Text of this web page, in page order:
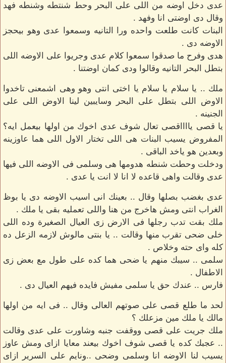
عدى دخل اوضه من اللى على البحر وحط شنتطه وشنطه فهد
وقال دى اوضتى انا وفهد .
البنات كانت طلعت واحده ورا التانيه وسمعوا عدى وهو بيحجز
الاوضه دى .
هدى وفرح ما صدقوا سمعوا كلام عدى وجريوا على الاوضه اللى
بتطل البحر التانيه وقالوا ودى كمان اوضتنا .
ملك .. يا سلام يا سلام يا اختى انتى وهو وهى اشمعنى تاخدوا
الاوض اللى بتطل على البحر وسايبين لينا الاوض اللى على
الجنينه .
يا قصى يااااقصى تعال شوف عدى اخوك من اولها بيعمل ايه؟
المفروض يسيب البنات هى اللى تختار الاول اللى هما عاوزينه
وبعدين هو ياخد الباقى .
ودخلت وحطت شنطه هدومها هى وسلمى فى الاوضه اللى فيها
عدى وقالت واهى قاعده لا انا لا انت يا عدى .
عدى بغضب بصلها وقال .. بعينك انى اسيب الاوضه دى يا بوظ
الغراب انتى ومش هاخرج من هنا واللى تعمليه بقى يا ملك .
ملك بقت تدب رجلها فى الارض زى العيال الصغيرة وده اللى
خلى ضحى تقرب منها وقالت .. يا بنتى مالوش لازمه الزعل ده
كله واى حته وخلاص .
سلمى .. سيبك منهم يا ضحى هما كده على طول مع بعض زى
الاطفال .
فارس .. عندك حق يا سلمى مفيش فايده فيهم العيال دى .
لحد ما طلع قصى على صوتهم العالى وقال .. فى ايه من اولها
مالك يا ملك مين مزعلك ؟
ملك جريت على قصى ووقفت جنبه وشاورت على عدى وقالت
.. عجبك كده يا قصى شوف اخوك بيعند معايا ازاى ومش عاوز
يسيب لنا الاوضه انا وسلمى وضحى ..ونايم على السرير ازاى